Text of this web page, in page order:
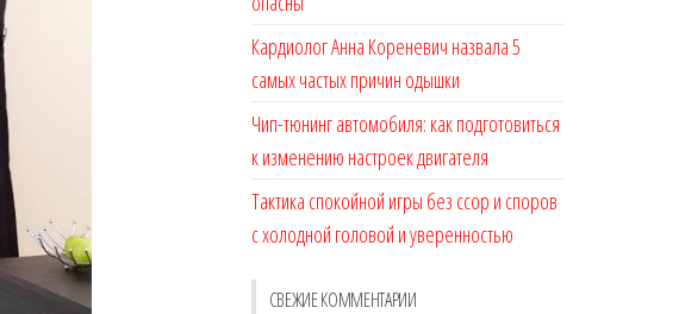
Кардиолог Анна Кореневич назвала 5
самых частых причин одышки
Чип-тюнинг автомобиля: как подготовиться
к изменению настроек двигателя
Тактика спокойной игры без ссор и споров
с холодной головой и уверенностью
СВЕЖИЕ КОММЕНТАРИИ